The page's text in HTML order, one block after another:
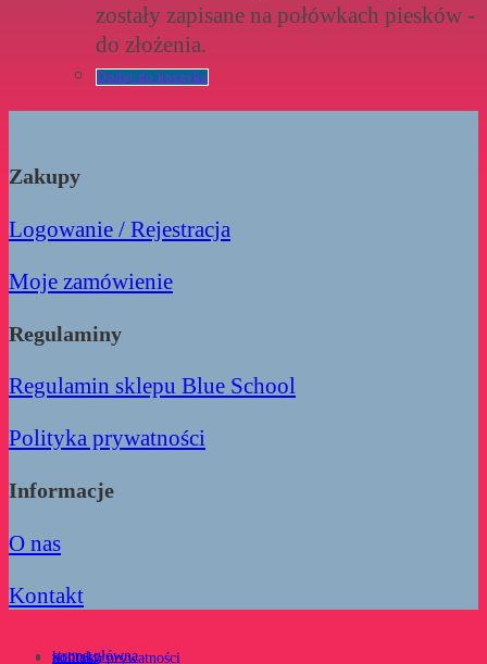
zostały zapisane na połówkach piesków -
do złożenia.
Dodaj do koszyka
Zakupy
Logowanie / Rejestracja
Moje zamówienie
Regulaminy
Regulamin sklepu Blue School
Polityka prywatności
Informacje
O nas
Kontakt
strona główna
kontakt
polityka prywatności